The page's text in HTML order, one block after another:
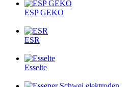
ESP GEKO
ESR
Esselte